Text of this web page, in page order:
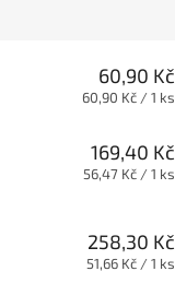
60,90 Kč
Měrná
60,90 Kč / 1 ks
169,40 Kč
Měrná
56,47 Kč / 1 ks
258,30 Kč
Měrná
51,66 Kč / 1 ks